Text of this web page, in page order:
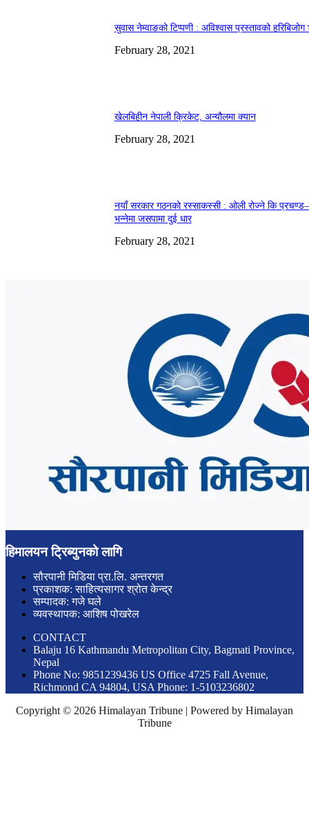
सुवास नेम्वाङको टिप्पणी : अविश्वास प्रस्तावको हरिबिजोग
February 28, 2021
खेलबिहीन नेपाली क्रिकेट, अन्यौलमा क्यान
February 28, 2021
नयाँ सरकार गठनको रस्साकस्सी : ओली रोज्ने कि
भन्नेमा जसपामा दुई धार
February 28, 2021
हिमालयन ट्रिब्युनको लागि
सौरपानी मिडिया प्रा.लि. अन्तरगत
प्रकाशक: साहित्यसागर श्रोत केन्द्र
सम्पादक: गजे घले
व्यवस्थापक: आशिष पोखरेल
CONTACT
Balaju 16 Kathmandu Metropolitan City, Bagmati Province,
Nepal
Phone No: 9851239436 US Office 4725 Fall Avenue,
Richmond CA 94804, USA Phone: 1-5103236802
Copyright © 2026 Himalayan Tribune | Powered by Himalayan
Tribune